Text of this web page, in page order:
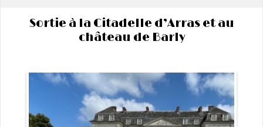
Sortie à la Citadelle d’Arras et au
château de Barly